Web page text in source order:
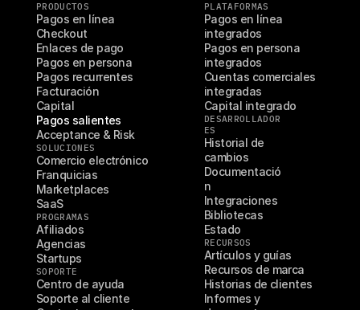
PRODUCTOS
Pagos en línea
Checkout
Enlaces de pago
Pagos en persona
Pagos recurrentes
Facturación
Capital
Pagos salientes
Acceptance & Risk
SOLUCIONES
Comercio electrónico
Franquicias
Marketplaces
SaaS
PROGRAMAS
Afiliados
Agencias
Startups
SOPORTE
Centro de ayuda
Soporte al cliente
PLATAFORMAS
Pagos en línea
integrados
Pagos en persona
integrados
Cuentas comerciales
integradas
Capital integrado
DESARROLLADOR
ES
Historial de
cambios
Documentació
n
Integraciones
Bibliotecas
Estado
RECURSOS
Artículos y guías
Recursos de marca
Historias de clientes
Informes y